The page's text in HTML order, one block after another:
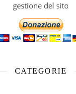
gestione del sito
CATEGORIE